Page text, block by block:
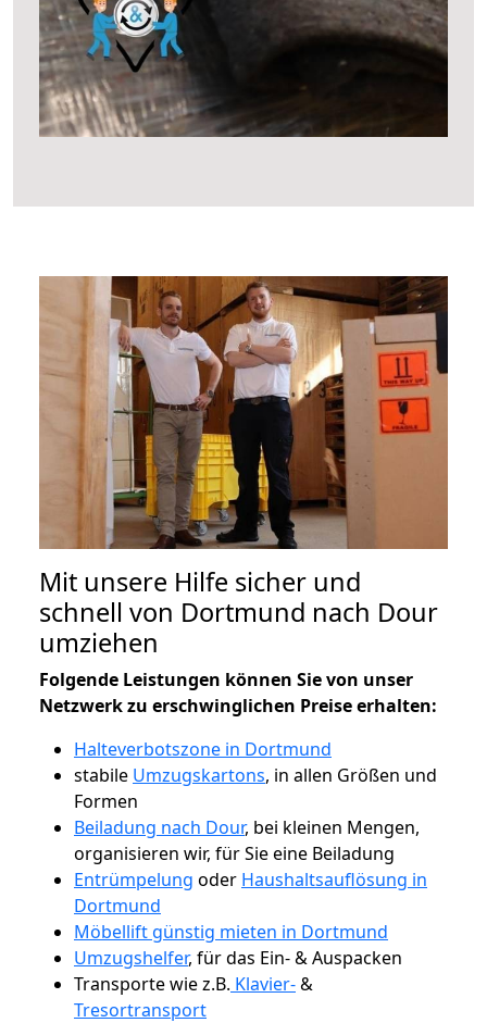
Mit unsere Hilfe sicher und
schnell von Dortmund nach Dour
umziehen
Folgende Leistungen können Sie von unser
Netzwerk zu erschwinglichen Preise erhalten:
Halteverbotszone in Dortmund
stabile Umzugskartons, in allen Größen und
Formen
Beiladung nach Dour, bei kleinen Mengen,
organisieren wir, für Sie eine Beiladung
Entrümpelung oder Haushaltsauflösung in
Dortmund
Möbellift günstig mieten in Dortmund
Umzugshelfer, für das Ein- & Auspacken
Transporte wie z.B. Klavier-&
Tresortransport